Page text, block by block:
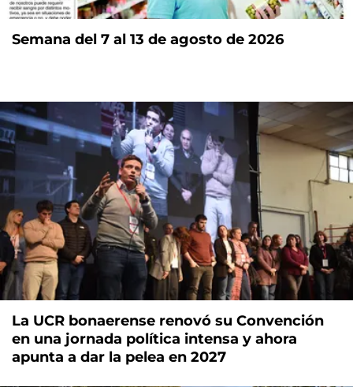
Semana del 7 al 13 de agosto de 2026
La UCR bonaerense renovó su Convención
en una jornada política intensa y ahora
apunta a dar la pelea en 2027